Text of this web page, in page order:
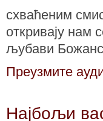
схваћеним
откривају нам
љубави
Преузмите
Најбољи